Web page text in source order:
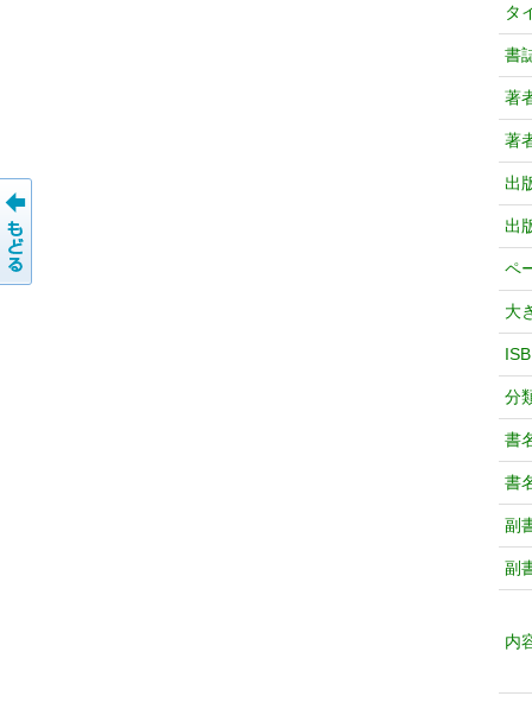
タ
書
著
著
出
出
ペ
大
分
書
書
副
副
内